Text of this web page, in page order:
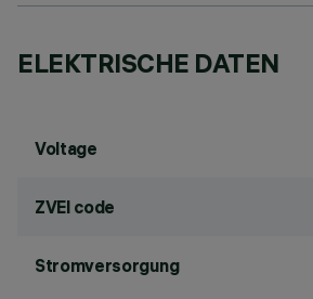
ELEKTRISCHE DATEN
Voltage
ZVEI code
Stromversorgung